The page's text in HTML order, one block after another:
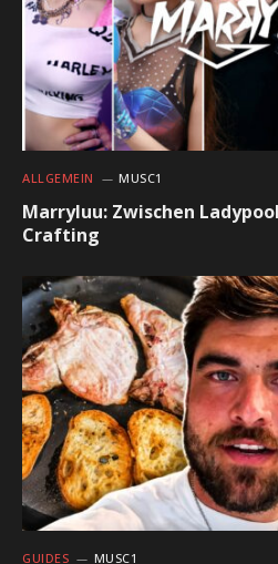
ALLGEMEIN MUSC1
Marryluu: Zwischen
Crafting
GUIDES MUSC1